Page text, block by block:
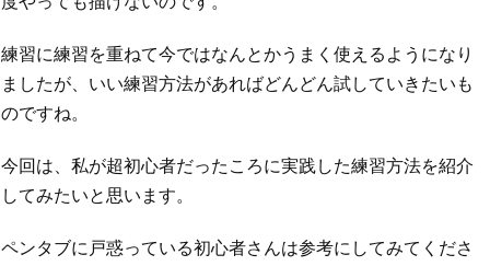
練習に練習を重ねて今ではなんとかうまく使えるようになり
ましたが、いい練習方法があればどんどん試していきたいも
のですね。
今回は、私が超初心者だったころに実践した練習方法を紹介
してみたいと思います。
ペンタブに戸惑っている初心者さんは参考にしてみてくださ